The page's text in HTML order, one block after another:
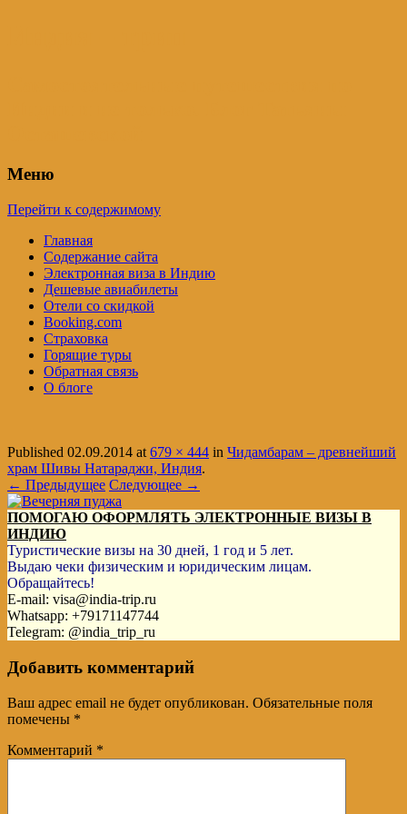
Меню
Перейти к содержимому
Главная
Содержание сайта
Электронная виза в Индию
Дешевые авиабилеты
Отели со скидкой
Booking.com
Страховка
Горящие туры
Обратная связь
О блоге
Published 02.09.2014 at679 × 444 in Чидамбарам – древнейший
храм Шивы Натараджи, Индия.
← Предыдущее Следующее →
ПОМОГАЮ ОФОРМЛЯТЬ ЭЛЕКТРОННЫЕ ВИЗЫ В
ИНДИЮ
Туристические визы на 30 дней, 1 год и 5 лет.
Выдаю чеки физическим и юридическим лицам.
Обращайтесь!
E-mail: visa@india-trip.ru
Whatsapp: +79171147744
Telegram: @india_trip_ru
Добавить комментарий
Ваш адрес email не будет опубликован. Обязательные поля
помечены *
Комментарий *